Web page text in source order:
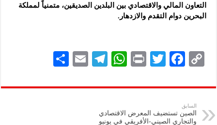
التعاون المالي والاقتصادي بين البلدين الصديقين، متمنياً لمملكة
البحرين دوام التقدم والازدهار.
C
p
y
Li
F
eb
k
T
tt
P
nt
W
at
A
Te
gr
E
ai
ar
السابق
الصين تستضيف المعرض الاقتصادي
والتجاري الصيني-الأفريقي في يونيو